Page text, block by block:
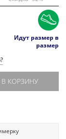
Идут размер в
размер
В КОРЗИНУ